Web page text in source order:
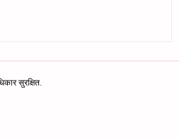
सुरक्षित.